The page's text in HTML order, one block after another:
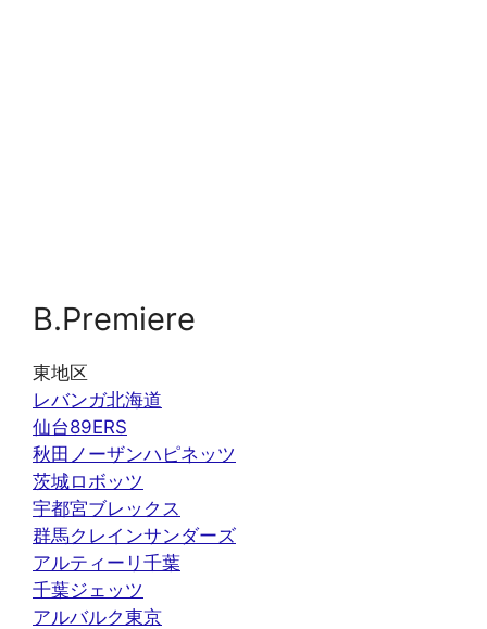
B.Premiere
東地区
レバンガ北海道
仙台89ERS
秋田ノーザンハピネッツ
茨城ロボッツ
宇都宮ブレックス
群馬クレインサンダーズ
アルティーリ千葉
千葉ジェッツ
アルバルク東京